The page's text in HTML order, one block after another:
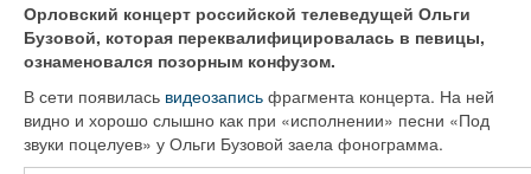
Орловский концерт российской телеведущей Ольги
Бузовой, которая переквалифицировалась в певицы,
ознаменовался позорным конфузом.
В сети появилась видеозапись фрагмента концерта. На ней
видно и хорошо слышно как при «исполнении» песни «Под
звуки поцелуев» у Ольги Бузовой заела фонограмма.